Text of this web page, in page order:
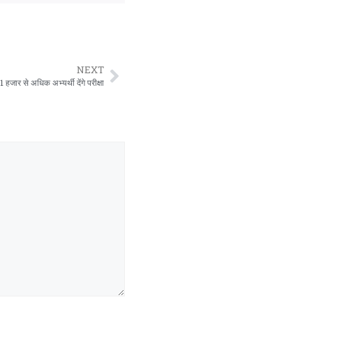
NEXT
से अधिक अभ्यर्थी देंगे परीक्षा